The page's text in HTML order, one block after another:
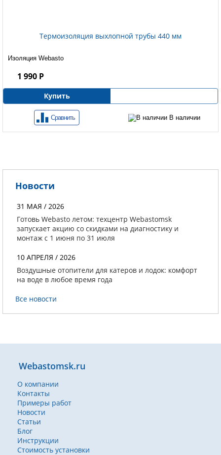
Термоизоляция выхлопной трубы 440 мм
Изоляция Webasto
1 990 Р
Купить
Сравнить В наличии
Новости
31 МАЯ / 2026
Готовь Webasto летом: техцентр Webastomsk
запускает акцию со скидками на диагностику и
монтаж с 1 июня по 31 июля
10 АПРЕЛЯ / 2026
Воздушные отопители для катеров и лодок: комфорт
на воде в любое время года
Все новости
Webastomsk.ru
О компании
Контакты
Примеры работ
Новости
Статьи
Блог
Инструкции
Стоимость установки